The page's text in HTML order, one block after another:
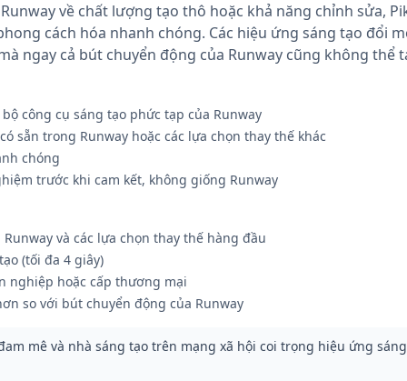
về chất lượng tạo thô hoặc khả năng chỉnh sửa,
cách hóa nhanh chóng. Các hiệu ứng sáng tạo đổi
ngay cả bút chuyển động của Runway cũng không thể
công cụ sáng tạo phức tạp của Runway
sẵn trong Runway hoặc các lựa chọn thay thế khác
chóng
trước khi cam kết, không giống Runway
và các lựa chọn thay thế hàng đầu
(tối đa 4 giây)
nghiệp hoặc cấp thương mại
so với bút chuyển động của Runway
mê và nhà sáng tạo trên mạng xã hội coi trọng hiệu ứng